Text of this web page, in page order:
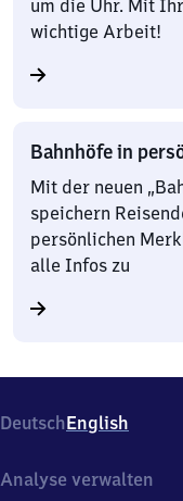
um die Uhr. Mit
wichtige Arbeit!
Bahnhöfe in
Mit der neuen
speichern
persönlichen
alle Infos zu
DeutschEnglish
Analyse verwalten